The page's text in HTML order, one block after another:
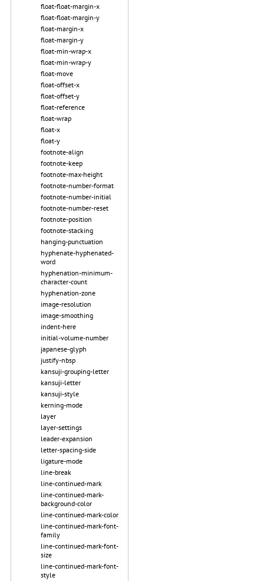
float-float-margin-x
float-float-margin-y
float-margin-x
float-margin-y
float-min-wrap-x
float-min-wrap-y
float-move
float-offset-x
float-offset-y
float-reference
float-wrap
float-x
float-y
footnote-align
footnote-keep
footnote-max-height
footnote-number-format
footnote-number-initial
footnote-number-reset
footnote-position
footnote-stacking
hanging-punctuation
hyphenate-hyphenated-
word
hyphenation-minimum-
character-count
hyphenation-zone
image-resolution
image-smoothing
indent-here
initial-volume-number
japanese-glyph
justify-nbsp
kansuji-grouping-letter
kansuji-letter
kansuji-style
kerning-mode
layer
layer-settings
leader-expansion
letter-spacing-side
ligature-mode
line-break
line-continued-mark
line-continued-mark-
background-color
line-continued-mark-color
line-continued-mark-font-
family
line-continued-mark-font-
size
line-continued-mark-font-
style